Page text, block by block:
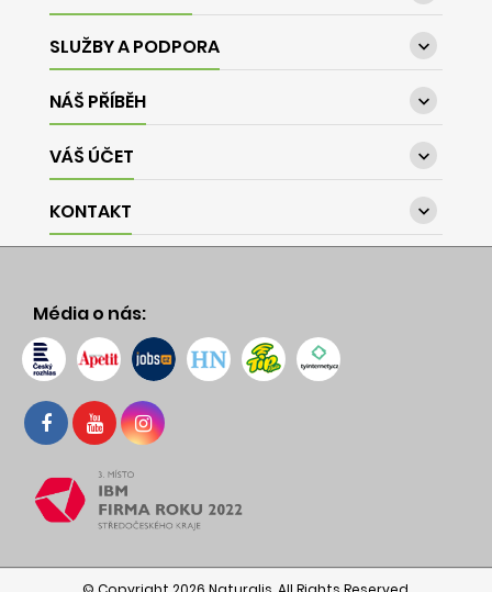
SLUŽBY A PODPORA 
NÁŠ PŘÍBĚH 
VÁŠ ÚČET 
KONTAKT 
Média o nás: